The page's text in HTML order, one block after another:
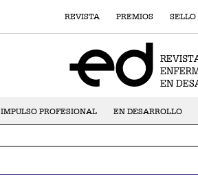
REVISTA PREMIOS SELLO
IMPULSO PROFESIONAL EN DESARROLLO